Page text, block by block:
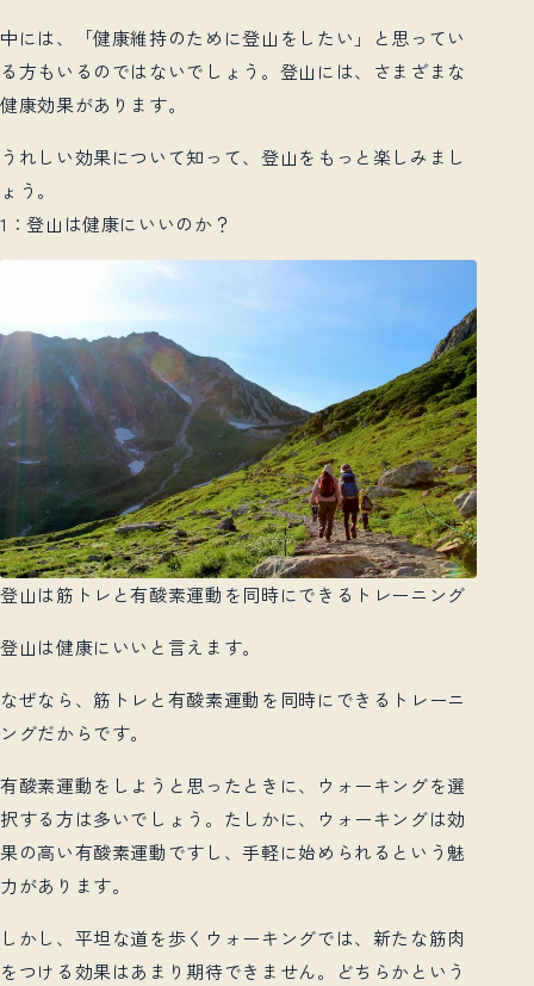
中には、「健康維持のために登山をしたい」と思ってい
る方もいるのではないでしょう。登山には、さまざまな
健康効果があります。
うれしい効果について知って、登山をもっと楽しみまし
ょう。
1：登山は健康にいいのか？
登山は筋トレと有酸素運動を同時にできるトレーニング
登山は健康にいいと言えます。
なぜなら、筋トレと有酸素運動を同時にできるトレーニ
ングだからです。
有酸素運動をしようと思ったときに、ウォーキングを選
択する方は多いでしょう。たしかに、ウォーキングは効
果の高い有酸素運動ですし、手軽に始められるという魅
力があります。
しかし、平坦な道を歩くウォーキングでは、新たな筋肉
をつける効果はあまり期待できません。どちらかという